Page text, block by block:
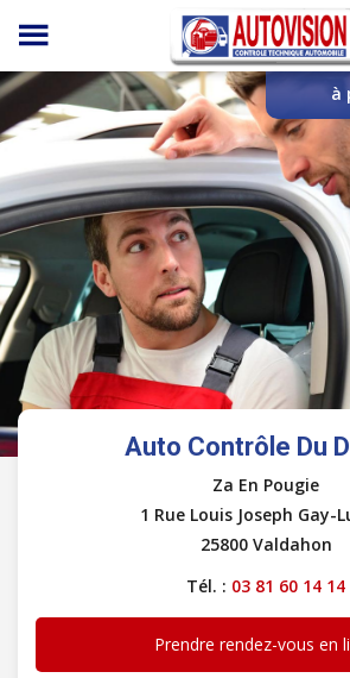
Panneau de gestion des cookies
à
Auto Contrôle Du
Za En Pougie
1 Rue Louis Joseph Gay-
25800 Valdahon
Tél. : 03 81 60 14 14
Prendre rendez-vous en